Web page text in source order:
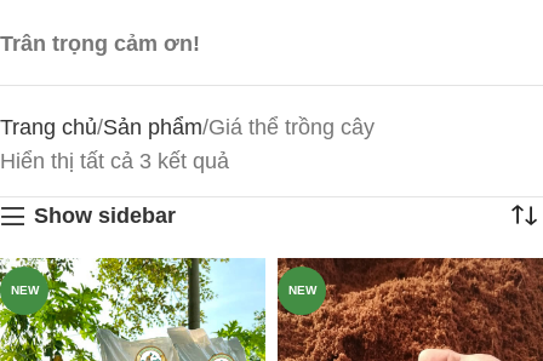
Trân trọng cảm ơn!
Trang chủ Sản phẩm Giá thể trồng cây
Hiển thị tất cả 3 kết quả
Show sidebar
NEW NEW